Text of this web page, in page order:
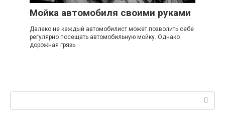
Мойка автомобиля своими руками
Далеко не каждый автомобилист может позволить себе
регулярно посещать автомобильную мойку. Однако
дорожная грязь